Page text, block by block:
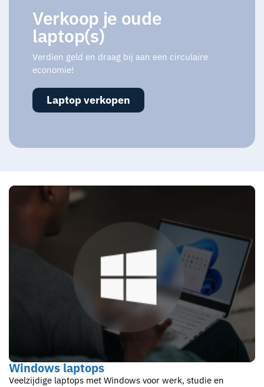
Verkoop je oude
laptop(s)
Verdien geld en draag bij aan een circulaire
economie!
Laptop verkopen
Windows laptops
Veelzijdige laptops met Windows voor werk, studie en